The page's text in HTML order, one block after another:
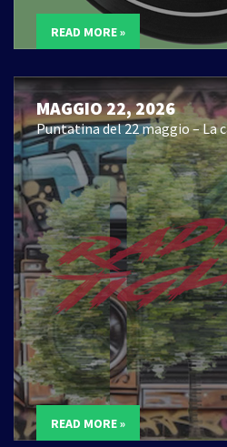
READ MORE »
MAGGIO 22, 2026
Puntatina del 22 maggio – La
READ MORE »